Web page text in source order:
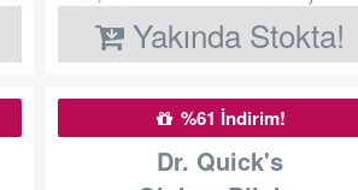
Yakında Stokta!
%61 İndirim!
Dr. Quick's